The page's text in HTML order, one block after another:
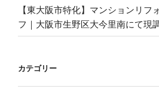
【東大阪市特化】マンションリフ
フ｜大阪市生野区大今里南にて現
カテゴリー